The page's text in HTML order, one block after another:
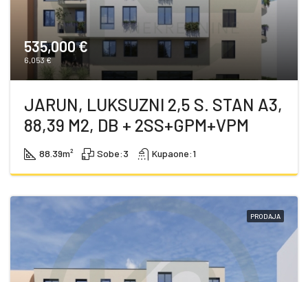
535,000 €
6,053 €
JARUN, LUKSUZNI 2,5 S. STAN A3,
88,39 M2, DB + 2SS+GPM+VPM
88.39m² Sobe:3 Kupaone:1
PRODAJA